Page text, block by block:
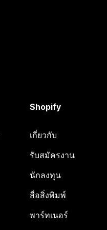
Shopify
เกี่ยวกับ
รับสมัครงาน
นักลงทุน
สื่อสิ่งพิมพ์
พาร์ทเนอร์